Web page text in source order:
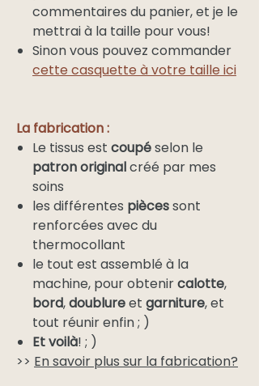
commentaires du panier, et je le
mettrai à la taille pour vous!
Sinon vous pouvez commander
cette casquette à votre taille ici
La fabrication :
Le tissus est coupéselon le
patron originalcréé par mes
soins
les différentes piècessont
renforcées avec du
thermocollant
le tout est assemblé à la
machine, pour obtenircalotte,
bord,doublureet garniture, et
tout réunir enfin ; )
Et voilà! ; )
>> En savoir plus sur la fabrication?